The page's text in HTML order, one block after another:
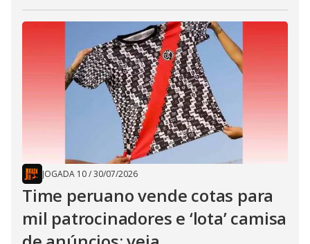
JOGADA 10/30/07/2026
Time peruano vende cotas para
mil patrocinadores e ‘lota’ camisa